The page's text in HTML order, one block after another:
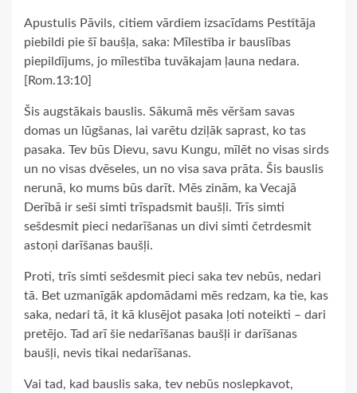
Apustulis Pāvils, citiem vārdiem izsacīdams Pestītāja
piebildi pie šī baušļa, saka: Mīlestība ir bauslības
piepildījums, jo mīlestība tuvākajam ļauna nedara.
[Rom.13:10]
Šis augstākais bauslis. Sākumā mēs vēršam savas
domas un lūgšanas, lai varētu dziļāk saprast, ko tas
pasaka. Tev būs Dievu, savu Kungu, mīlēt no visas sirds
un no visas dvēseles, un no visa sava prāta. Šis bauslis
nerunā, ko mums būs darīt. Mēs zinām, ka Vecajā
Derībā ir seši simti trīspadsmit baušļi. Trīs simti
sešdesmit pieci nedarīšanas un divi simti četrdesmit
astoņi darīšanas baušļi.
Proti, trīs simti sešdesmit pieci saka tev nebūs, nedari
tā. Bet uzmanīgāk apdomādami mēs redzam, ka tie, kas
saka, nedari tā, it kā klusējot pasaka ļoti noteikti – dari
pretējo. Tad arī šie nedarīšanas baušļi ir darīšanas
baušļi, nevis tikai nedarīšanas.
Vai tad, kad bauslis saka, tev nebūs noslepkavot,